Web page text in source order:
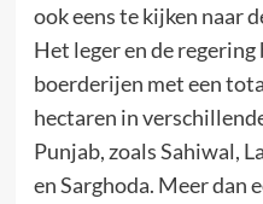
ook eens te kijken naar
Het leger en de
boerderijen met een
hectaren in
Punjab, zoals Sahiwal,
en Sarghoda. Meer dan